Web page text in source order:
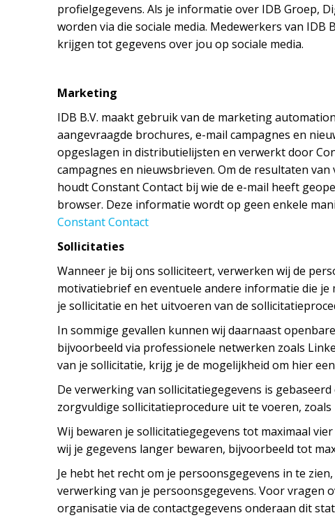
profielgegevens. Als je informatie over IDB Groep,
worden via die sociale media. Medewerkers van
krijgen tot gegevens over jou op sociale media.
Marketing
IDB B.V. maakt gebruik van de marketing
aangevraagde brochures, e-mail campagnes en
opgeslagen in distributielijsten en verwerkt door
campagnes en nieuwsbrieven. Om de resultaten
houdt Constant Contact bij wie de e-mail heeft
browser. Deze informatie wordt op geen enkele
Constant Contact
Sollicitaties
Wanneer je bij ons solliciteert, verwerken wij de
motivatiebrief en eventuele andere informatie die
je sollicitatie en het uitvoeren van de
In sommige gevallen kunnen wij daarnaast
bijvoorbeeld via professionele netwerken zoals
van je sollicitatie, krijg je de mogelijkheid om hier
De verwerking van sollicitatiegegevens is
zorgvuldige sollicitatieprocedure uit te voeren,
Wij bewaren je sollicitatiegegevens tot maximaal
wij je gegevens langer bewaren, bijvoorbeeld tot
Je hebt het recht om je persoonsgegevens in te
verwerking van je persoonsgegevens. Voor vragen
organisatie via de contactgegevens onderaan dit